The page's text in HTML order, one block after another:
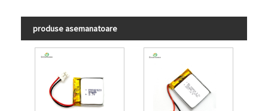
produse asemanatoare